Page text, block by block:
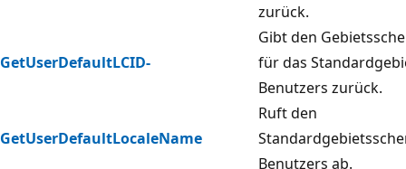
zurück.
GetUserDefaultLCID-
Gibt den
für das
Benutzers zurück.
GetUserDefaultLocaleName
Ruft den
Benutzers ab.